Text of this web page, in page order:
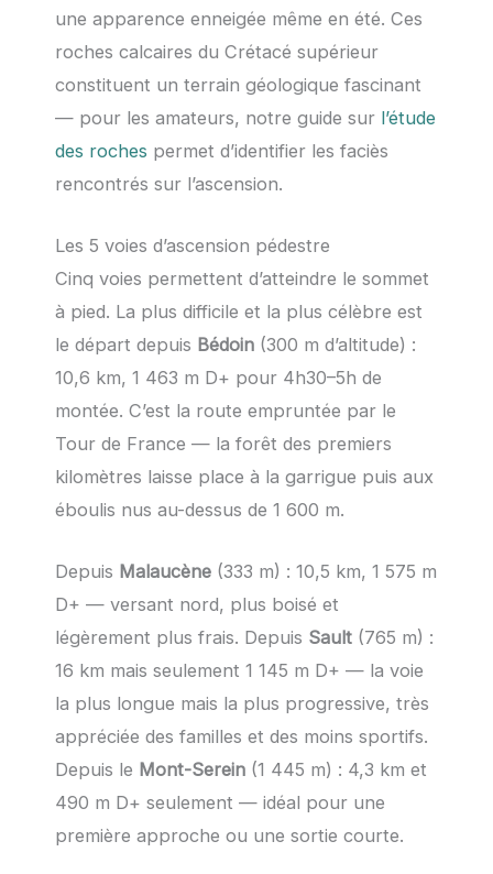
une apparence enneigée même en été. Ces
roches calcaires du Crétacé supérieur
constituent un terrain géologique fascinant
— pour les amateurs, notre guide sur l’étude
des roches permet d’identifier les faciès
rencontrés sur l’ascension.
Les 5 voies d’ascension pédestre
Cinq voies permettent d’atteindre le sommet
à pied. La plus difficile et la plus célèbre est
le départ depuis Bédoin (300 m d’altitude) :
10,6 km, 1 463 m D+ pour 4h30–5h de
montée. C’est la route empruntée par le
Tour de France — la forêt des premiers
kilomètres laisse place à la garrigue puis aux
éboulis nus au-dessus de 1 600 m.
Depuis Malaucène (333 m) : 10,5 km, 1 575 m
D+ — versant nord, plus boisé et
légèrement plus frais. Depuis Sault (765 m) :
16 km mais seulement 1 145 m D+ — la voie
la plus longue mais la plus progressive, très
appréciée des familles et des moins sportifs.
Depuis le Mont-Serein (1 445 m) : 4,3 km et
490 m D+ seulement — idéal pour une
première approche ou une sortie courte.